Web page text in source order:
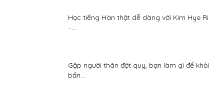
Học tiếng Hàn thật dễ dàng với Kim Hye Ri
–...
Gặp người thân đột quỵ, bạn làm gì để khỏi
bấn...